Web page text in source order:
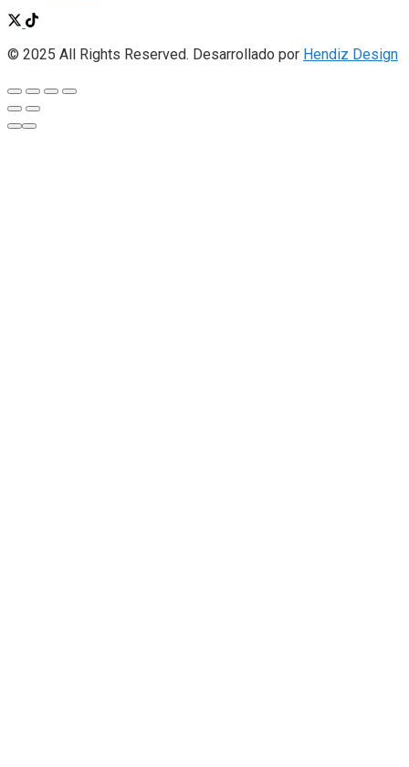
© 2025 All Rights Reserved. Desarrollado por Hendiz Design